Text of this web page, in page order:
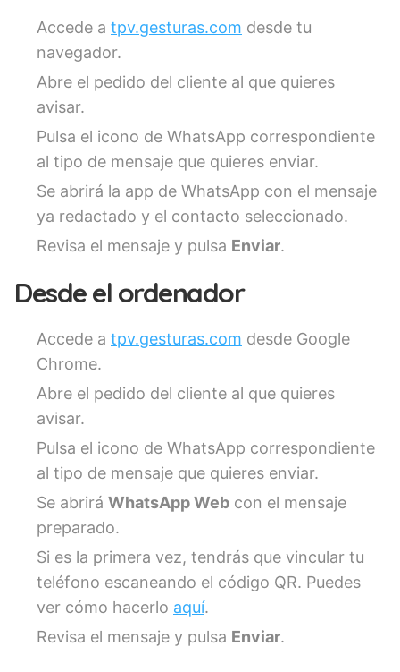
Accede a tpv.gesturas.com desde tu
navegador.
Abre el pedido del cliente al que quieres
avisar.
Pulsa el icono de WhatsApp correspondiente
al tipo de mensaje que quieres enviar.
Se abrirá la app de WhatsApp con el mensaje
ya redactado y el contacto seleccionado.
Revisa el mensaje y pulsa Enviar.
Desde el ordenador
Accede a tpv.gesturas.com desde Google
Chrome.
Abre el pedido del cliente al que quieres
avisar.
Pulsa el icono de WhatsApp correspondiente
al tipo de mensaje que quieres enviar.
Se abrirá WhatsApp Web con el mensaje
preparado.
Si es la primera vez, tendrás que vincular tu
teléfono escaneando el código QR. Puedes
ver cómo hacerlo aquí.
Revisa el mensaje y pulsa Enviar.